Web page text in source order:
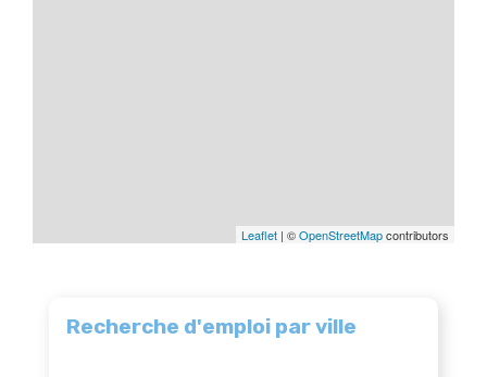
Leaflet | ©OpenStreetMapcontributors
Recherche d'emploi par ville